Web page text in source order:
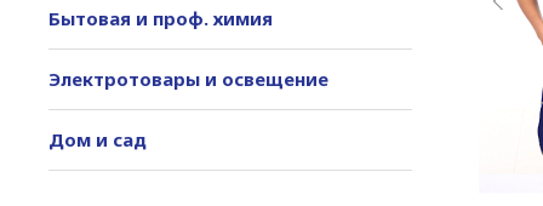
Бытовая и проф. химия
Электротовары и освещение
Дом и сад